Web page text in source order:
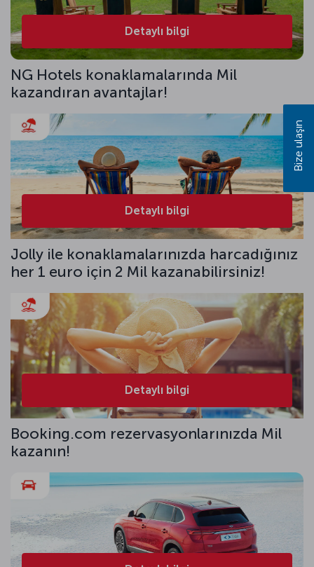
Detaylı bilgi
NG Hotels konaklamalarında Mil
kazandıran avantajlar!
Detaylı bilgi
Jolly ile konaklamalarınızda harcadığınız
her 1 euro için 2 Mil kazanabilirsiniz!
Detaylı bilgi
Booking.com rezervasyonlarınızda Mil
kazanın!
Bize ulaşın